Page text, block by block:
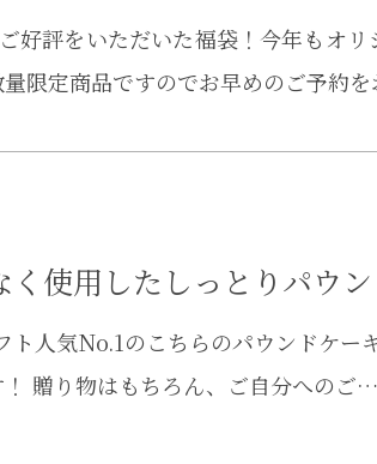
好評をいただいた福袋！今年もオリ
限定商品ですのでお早めのご予約
使用したしっとりパウ
人気No.1のこちらのパウンドケー
贈り物はもちろん、ご自分へのご…